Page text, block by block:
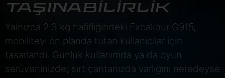
TAŞINABİLİRLİK
Yalnızca 2.3 kg hafifliğindeki Excalibur G915,
mobiliteyi ön planda tutan kullanıcılar için
tasarlandı. Günlük kullanımda ya da oyun
serüveninizde; sırt çantanızda varlığını neredeyse